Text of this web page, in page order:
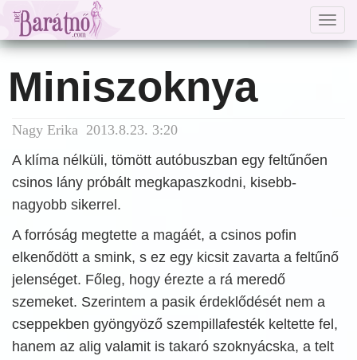
Miniszoknya
Nagy Erika 2013.8.23. 3:20
A klíma nélküli, tömött autóbuszban egy feltűnően
csinos lány próbált megkapaszkodni, kisebb-
nagyobb sikerrel.
A forróság megtette a magáét, a csinos pofin
elkenődött a smink, s ez egy kicsit zavarta a feltűnő
jelenséget. Főleg, hogy érezte a rá meredő
szemeket. Szerintem a pasik érdeklődését nem a
cseppekben gyöngyöző szempillafesték keltette fel,
hanem az alig valamit is takaró szoknyácska, a telt